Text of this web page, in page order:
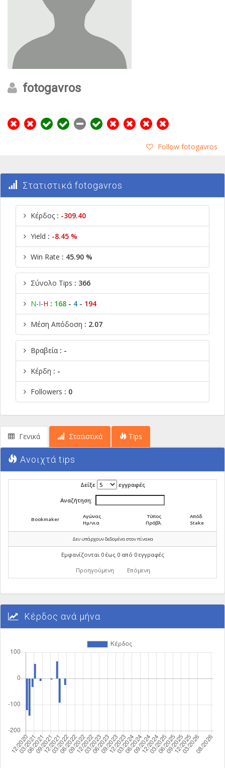
fotogavros
Follow fotogavros
Στατιστικά fotogavros
Κέρδος : -309.40
Yield : -8.45 %
Win Rate : 45.90 %
Σύνολο Tips : 366
Ν-Ι-Η : 168 - 4 - 194
Μέση Απόδοση : 2.07
Βραβεία : -
Κέρδη : -
Followers : 0
Γενικά Στατιστικά Tips
Ανοιχτά tips
Δείξε εγγραφές
Αναζήτηση:
Bookmaker
Αγώνας
Ημ/νια
Τύπος
Πρόβλ.
Απόδ.
Stake
Δεν υπάρχουν δεδομένα στον πίνακα
Εμφανίζονται 0 έως 0 από 0 εγγραφές
Προηγούμενη Επόμενη
Κέρδος ανά μήνα